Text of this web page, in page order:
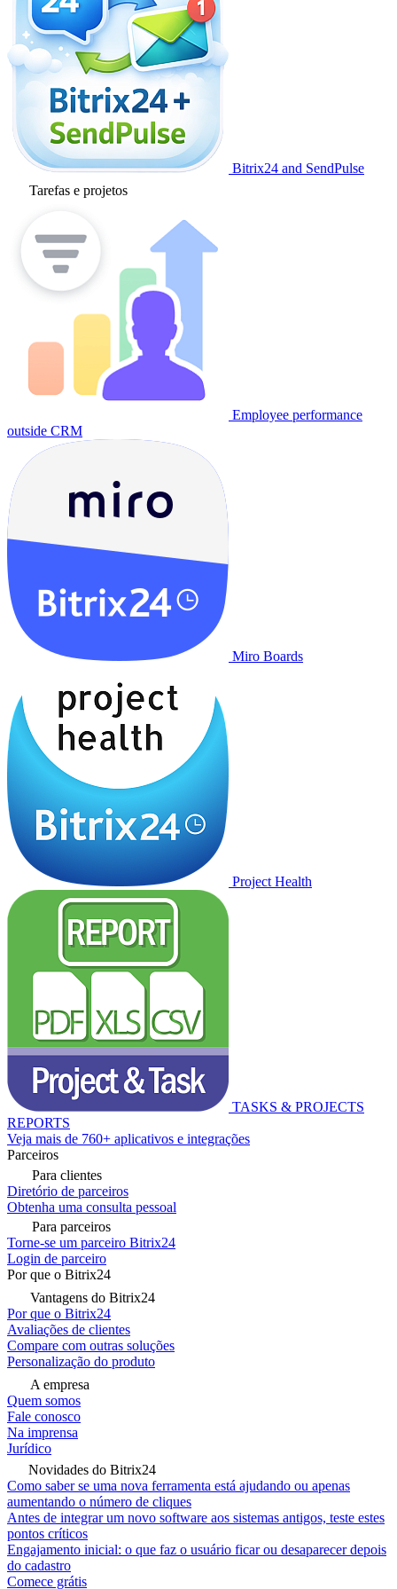
Bitrix24 and SendPulse
Tarefas e projetos
Employee performance
outside CRM
Miro Boards
Project Health
TASKS & PROJECTS
REPORTS
Veja mais de 760+ aplicativos e integrações
Parceiros
Para clientes
Diretório de parceiros
Obtenha uma consulta pessoal
Para parceiros
Torne-se um parceiro Bitrix24
Login de parceiro
Por que o Bitrix24
Vantagens do Bitrix24
Por que o Bitrix24
Avaliações de clientes
Compare com outras soluções
Personalização do produto
A empresa
Quem somos
Fale conosco
Na imprensa
Jurídico
Novidades do Bitrix24
Como saber se uma nova ferramenta está ajudando ou apenas
aumentando o número de cliques
Antes de integrar um novo software aos sistemas antigos, teste estes
pontos críticos
Engajamento inicial: o que faz o usuário ficar ou desaparecer depois
do cadastro
Comece grátis